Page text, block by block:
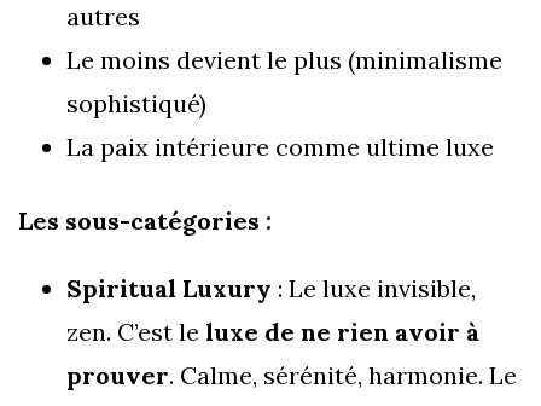
autres
Le moins devient le plus (minimalisme
sophistiqué)
La paix intérieure comme ultime luxe
Les sous-catégories :
Spiritual Luxury : Le luxe invisible,
zen. C’est le luxe de ne rien avoir à
prouver. Calme, sérénité, harmonie. Le